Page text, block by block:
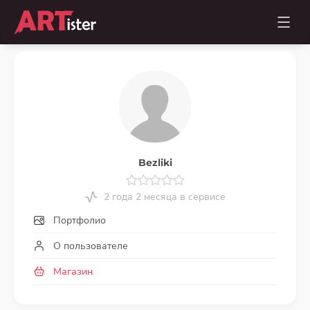
Bezliki
2 года 2 месяца в сервисе
Портфолио
О пользователе
Магазин